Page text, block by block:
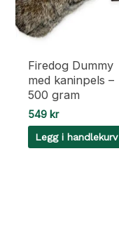
Firedog Dummy
med kaninpels –
500 gram
549 kr
Legg i handlekurv